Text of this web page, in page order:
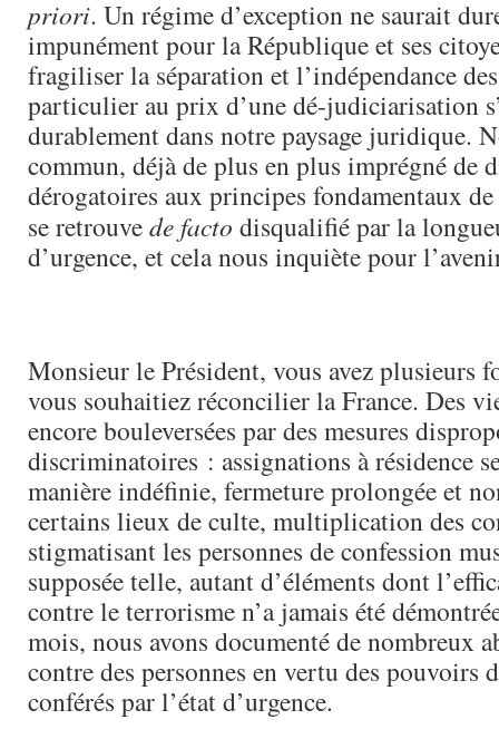
priori. Un régime d’exception ne saurait
impunément pour la République et ses
fragiliser la séparation et l’indépendance
particulier au prix d’une dé-judiciarisation
durablement dans notre paysage juridique.
commun, déjà de plus en plus imprégné de
dérogatoires aux principes fondamentaux
se retrouvede facto disqualifié par la
d’urgence, et cela nous inquiète pour
Monsieur le Président, vous avez plusieurs
vous souhaitiez réconcilier la France. Des
encore bouleversées par des mesures
discriminatoires : assignations à résidence
manière indéfinie, fermeture prolongée et
certains lieux de culte, multiplication des
stigmatisant les personnes de confession
supposée telle, autant d’éléments dont
contre le terrorisme n’a jamais été
mois, nous avons documenté de nombreux
contre des personnes en vertu des pouvoirs
conférés par l’état d’urgence.